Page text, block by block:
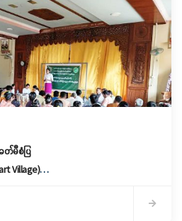
တ်မီစံပြ
Village)